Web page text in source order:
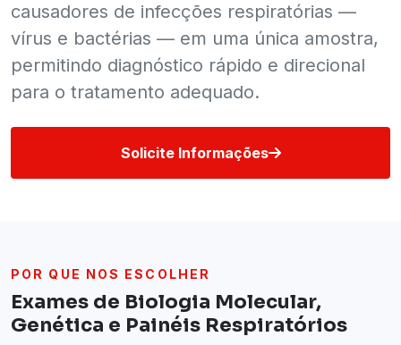
causadores de infecções respiratórias —
vírus e bactérias — em uma única amostra,
permitindo diagnóstico rápido e direcional
para o tratamento adequado.
Solicite Informações
POR QUE NOS ESCOLHER
Exames de Biologia Molecular,
Genética e Painéis Respiratórios